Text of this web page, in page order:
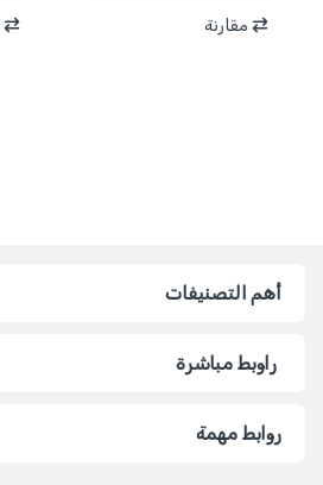
مقارنة
أهم التصنيفات
راوبط مباشرة
روابط مهمة